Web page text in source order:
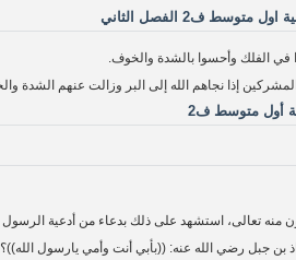
ف2 الفصل الثاني
في الفلك وأحسوا بالشدة والخوف.
إذا نجاهم الله إلى البر وزالت عنهم الشدة
أول متوسط ف2
منه تعالى، استشهد على ذلك بدعاء من أدعية
بن جبل رضي الله عنه: ((بأبي أنت وأمي يارسول الله))؟